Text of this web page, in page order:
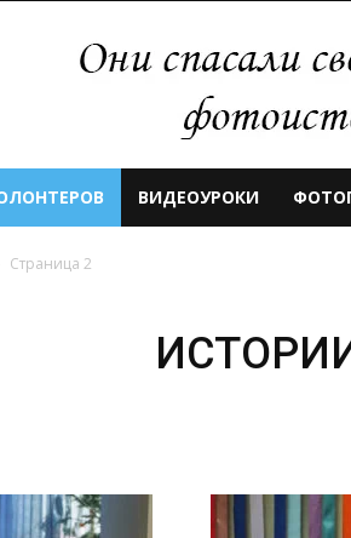
ВИДЕОУРОКИ
Страница 2